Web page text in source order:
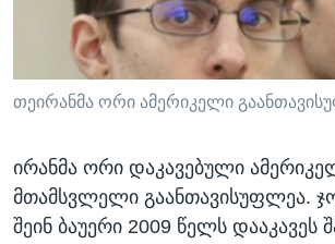
ᲡᲢᲣᲓᲘᲐ ᲕᲐᲨᲘᲜᲒᲢᲝᲜᲘ
ᲔᲙᲝᲜᲝᲛᲘᲙᲐ
ᲯᲐᲜᲛᲠᲗᲔᲚᲝᲑᲐ
ᲛᲔᲪᲜᲘᲔᲠᲔᲑᲐ
ᲙᲣᲚᲢᲣᲠᲐ
ᲒᲐᲚᲘᲚᲔᲝ
Learning English
ᲗᲕᲐᲚᲘ ᲒᲕᲐᲓᲔᲕᲜᲔᲗ
ენები
თეირანმა ორი ამერიკელი
ირანმა ორი დაკავებული
მთამსვლელი გაანთავისუფლეა.
შეინ ბაუერი 2009 წელს დააკავეს